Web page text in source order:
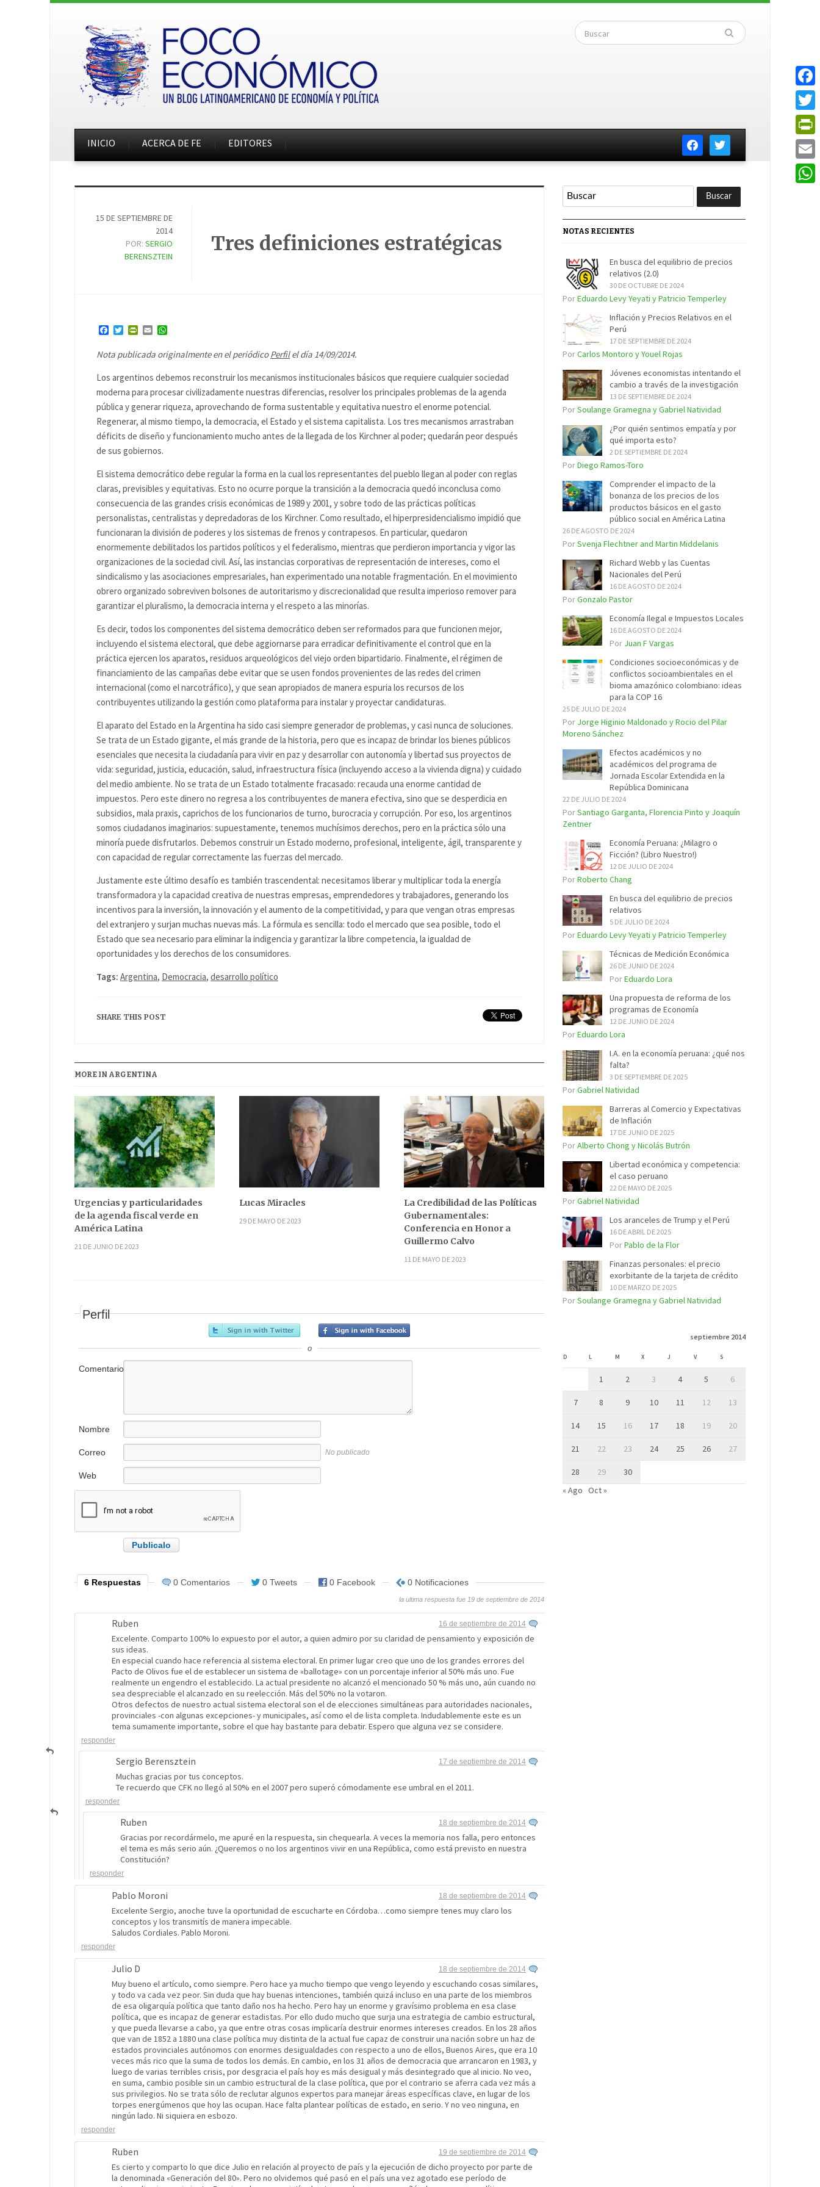
facebooktwitter
INICIO ACERCA DE FE EDITORES
15 DE SEPTIEMBRE DE
2014
POR:SERGIO
BERENSZTEIN
Tres definiciones estratégicas
Facebook
TwitterPrintFriendly
Email
Nota publicada originalmente en el periódicoPerfilel día 14/09/2014.
Los argentinos debemos reconstruir los mecanismos institucionales básicos que requiere cualquier sociedad
moderna para procesar civilizadamente nuestras diferencias, resolver los principales problemas de la agenda
pública y generar riqueza, aprovechando de forma sustentable y equitativa nuestro el enorme potencial.
Regenerar, al mismo tiempo, la democracia, el Estado y el sistema capitalista. Los tres mecanismos arrastraban
déficits de diseño y funcionamiento mucho antes de la llegada de los Kirchner al poder; quedarán peor después
de sus gobiernos.
El sistema democrático debe regular la forma en la cual los representantes del pueblo llegan al poder con reglas
claras, previsibles y equitativas. Esto no ocurre porque la transición a la democracia quedó inconclusa como
consecuencia de las grandes crisis económicas de 1989 y 2001, y sobre todo de las prácticas políticas
personalistas, centralistas y depredadoras de los Kirchner. Como resultado, el hiperpresidencialismo impidió que
funcionaran la división de poderes y los sistemas de frenos y contrapesos. En particular, quedaron
enormemente debilitados los partidos políticos y el federalismo, mientras que perdieron importancia y vigor las
organizaciones de la sociedad civil. Así, las instancias corporativas de representación de intereses, como el
sindicalismo y las asociaciones empresariales, han experimentado una notable fragmentación. En el movimiento
obrero organizado sobreviven bolsones de autoritarismo y discrecionalidad que resulta imperioso remover para
garantizar el pluralismo, la democracia interna y el respeto a las minorías.
Es decir, todos los componentes del sistema democrático deben ser reformados para que funcionen mejor,
incluyendo el sistema electoral, que debe aggiornarse para erradicar definitivamente el control que en la
práctica ejercen los aparatos, residuos arqueológicos del viejo orden bipartidario. Finalmente, el régimen de
financiamiento de las campañas debe evitar que se usen fondos provenientes de las redes del crimen
internacional (como el narcotráfico), y que sean apropiados de manera espuria los recursos de los
contribuyentes utilizando la gestión como plataforma para instalar y proyectar candidaturas.
El aparato del Estado en la Argentina ha sido casi siempre generador de problemas, y casi nunca de soluciones.
Se trata de un Estado gigante, el más grande de la historia, pero que es incapaz de brindar los bienes públicos
esenciales que necesita la ciudadanía para vivir en paz y desarrollar con autonomía y libertad sus proyectos de
vida: seguridad, justicia, educación, salud, infraestructura física (incluyendo acceso a la vivienda digna) y cuidado
del medio ambiente. No se trata de un Estado totalmente fracasado: recauda una enorme cantidad de
impuestos. Pero este dinero no regresa a los contribuyentes de manera efectiva, sino que se desperdicia en
subsidios, mala praxis, caprichos de los funcionarios de turno, burocracia y corrupción. Por eso, los argentinos
somos ciudadanos imaginarios: supuestamente, tenemos muchísimos derechos, pero en la práctica sólo una
minoría puede disfrutarlos. Debemos construir un Estado moderno, profesional, inteligente, ágil, transparente y
con capacidad de regular correctamente las fuerzas del mercado.
Justamente este último desafío es también trascendental: necesitamos liberar y multiplicar toda la energía
transformadora y la capacidad creativa de nuestras empresas, emprendedores y trabajadores, generando los
incentivos para la inversión, la innovación y el aumento de la competitividad, y para que vengan otras empresas
del extranjero y surjan muchas nuevas más. La fórmula es sencilla: todo el mercado que sea posible, todo el
Estado que sea necesario para eliminar la indigencia y garantizar la libre competencia, la igualdad de
oportunidades y los derechos de los consumidores.
Tags: Argentina, Democracia, desarrollo político
SHARE THIS POST
MORE IN ARGENTINA
Urgencias y particularidades
de la agenda fiscal verde en
América Latina
21 DE JUNIO DE 2023
Lucas Miracles
29 DE MAYO DE 2023
La Credibilidad de las Políticas
Gubernamentales:
Conferencia en Honor a
Guillermo Calvo
11 DE MAYO DE 2023
Perfil
o
Comentario
Nombre
Correo
No publicado
Web
6 Respuestas 0 Comentarios 0 Tweets 0 Facebook 0 Notificaciones
la ultima respuesta fue 19 de septiembre de 2014
Ruben 16 de septiembre de 2014
Excelente. Comparto 100% lo expuesto por el autor, a quien admiro por su claridad de pensamiento y exposición de
sus ideas.
En especial cuando hace referencia al sistema electoral. En primer lugar creo que uno de los grandes errores del
Pacto de Olivos fue el de establecer un sistema de «ballotage» con un porcentaje inferior al 50% más uno. Fue
realmente un engendro el establecido. La actual presidente no alcanzó el mencionado 50 % más uno, aún cuando no
sea despreciable el alcanzado en su reelección. Más del 50% no la votaron.
Otros defectos de nuestro actual sistema electoral son el de elecciones simultáneas para autoridades nacionales,
provinciales -con algunas excepciones- y municipales, así como el de lista completa. Indudablemente este es un
tema sumamente importante, sobre el que hay bastante para debatir. Espero que alguna vez se considere.
responder
Sergio Berensztein 17 de septiembre de 2014
Muchas gracias por tus conceptos.
Te recuerdo que CFK no llegó al 50% en el 2007 pero superó cómodamente ese umbral en el 2011.
responder
Ruben 18 de septiembre de 2014
Gracias por recordármelo, me apuré en la respuesta, sin chequearla. A veces la memoria nos falla, pero entonces
el tema es más serio aún. ¿Queremos o no los argentinos vivir en una República, como está previsto en nuestra
Constitución?
responder
Pablo Moroni 18 de septiembre de 2014
Excelente Sergio, anoche tuve la oportunidad de escucharte en Córdoba…como siempre tenes muy claro los
conceptos y los transmitís de manera impecable.
Saludos Cordiales. Pablo Moroni.
responder
Julio D 18 de septiembre de 2014
Muy bueno el artículo, como siempre. Pero hace ya mucho tiempo que vengo leyendo y escuchando cosas similares,
y todo va cada vez peor. Sin duda que hay buenas intenciones, también quizá incluso en una parte de los miembros
de esa oligarquía política que tanto daño nos ha hecho. Pero hay un enorme y gravísimo problema en esa clase
política, que es incapaz de generar estadistas. Por ello dudo mucho que surja una estrategia de cambio estructural,
y que pueda llevarse a cabo, ya que entre otras cosas implicaría destruir enormes intereses creados. En los 28 años
que van de 1852 a 1880 una clase política muy distinta de la actual fue capaz de construir una nación sobre un haz de
estados provinciales autónomos con enormes desigualdades con respecto a uno de ellos, Buenos Aires, que era 10
veces más rico que la suma de todos los demás. En cambio, en los 31 años de democracia que arrancaron en 1983, y
luego de varias terribles crisis, por desgracia el país hoy es más desigual y más desintegrado que al inicio. No veo,
en suma, cambio posible sin un cambio estructural de la clase política, que por el contrario se aferra cada vez más a
sus privilegios. No se trata sólo de reclutar algunos expertos para manejar áreas específicas clave, en lugar de los
torpes energúmenos que hoy las ocupan. Hace falta plantear políticas de estado, en serio. Y no veo ninguna, en
ningún lado. Ni siquiera en esbozo.
responder
Ruben 19 de septiembre de 2014
Es cierto y comparto lo que dice Julio en relación al proyecto de país y la ejecución de dicho proyecto por parte de
la denominada «Generación del 80». Pero no olvidemos qué pasó en el país una vez agotado ese período de
NOTAS RECIENTES
En busca del equilibrio de precios
relativos (2.0)
30 DE OCTUBRE DE 2024
PorEduardo Levy Yeyati y Patricio Temperley
Inflación y Precios Relativos en el
Perú
17 DE SEPTIEMBRE DE 2024
PorCarlos Montoro y Youel Rojas
Jóvenes economistas intentando el
cambio a través de la investigación
13 DE SEPTIEMBRE DE 2024
PorSoulange Gramegna y Gabriel Natividad
¿Por quién sentimos empatía y por
qué importa esto?
2 DE SEPTIEMBRE DE 2024
PorDiego Ramos-Toro
Comprender el impacto de la
bonanza de los precios de los
productos básicos en el gasto
público social en América Latina
26 DE AGOSTO DE 2024
PorSvenja Flechtner and Martin Middelanis
Richard Webb y las Cuentas
Nacionales del Perú
16 DE AGOSTO DE 2024
PorGonzalo Pastor
Economía Ilegal e Impuestos Locales
16 DE AGOSTO DE 2024
Por Juan F Vargas
Condiciones socioeconómicas y de
conflictos socioambientales en el
bioma amazónico colombiano: ideas
para la COP 16
25 DE JULIO DE 2024
Por Jorge Higinio Maldonado y Rocio del Pilar
Moreno Sánchez
Efectos académicos y no
académicos del programa de
Jornada Escolar Extendida en la
República Dominicana
22 DE JULIO DE 2024
PorSantiago Garganta, Florencia Pinto y Joaquín
Zentner
Economía Peruana: ¿Milagro o
Ficción? (Libro Nuestro!)
12 DE JULIO DE 2024
PorRoberto Chang
En busca del equilibrio de precios
relativos
5 DE JULIO DE 2024
PorEduardo Levy Yeyati y Patricio Temperley
Técnicas de Medición Económica
26 DE JUNIO DE 2024
PorEduardo Lora
Una propuesta de reforma de los
programas de Economía
12 DE JUNIO DE 2024
PorEduardo Lora
I.A. en la economía peruana: ¿qué nos
falta?
3 DE SEPTIEMBRE DE 2025
PorGabriel Natividad
Barreras al Comercio y Expectativas
de Inflación
17 DE JUNIO DE 2025
PorAlberto Chong y Nicolás Butrón
Libertad económica y competencia:
el caso peruano
22 DE MAYO DE 2025
PorGabriel Natividad
Los aranceles de Trump y el Perú
16 DE ABRIL DE 2025
PorPablo de la Flor
Finanzas personales: el precio
exorbitante de la tarjeta de crédito
10 DE MARZO DE 2025
PorSoulange Gramegna y Gabriel Natividad
septiembre 2014
D L M X J V S
1 2 3 4 5 6
7 8 9 10 11 12 13
14 15 16 17 18 19 20
21 22 23 24 25 26 27
28 29
30
« Ago Oct »
Email